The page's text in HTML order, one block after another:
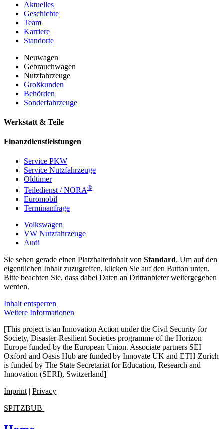
Aktuelles
Geschichte
Team
Karriere
Standorte
Neuwagen
Gebrauchwagen
Nutzfahrzeuge
Großkunden
Behörden
Sonderfahrzeuge
Werkstatt & Teile
Finanzdienstleistungen
Service PKW
Service Nutzfahrzeuge
Oldtimer
Teiledienst / NORA®
Euromobil
Terminanfrage
Volkswagen
VW Nutzfahrzeuge
Audi
Sie sehen gerade einen Platzhalterinhalt von Standard. Um auf den
eigentlichen Inhalt zuzugreifen, klicken Sie auf den Button unten.
Bitte beachten Sie, dass dabei Daten an Drittanbieter weitergegeben
werden.
Inhalt entsperren
Weitere Informationen
[This project is an Innovation Action under the Civil Security for
Society, Disaster-Resilient Societies programme of the Horizon
Europe funded by the European Union. Associate partners SEI
Oxford and Oasis Hub are funded by Innovate UK and ETH Zurich
is funded by The State Secretariat for Education, Research and
Innovation (SERI), Switzerland]
Imprint | Privacy
SPITZBUB